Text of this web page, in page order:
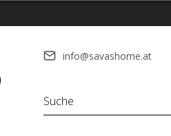
info@savashome.at